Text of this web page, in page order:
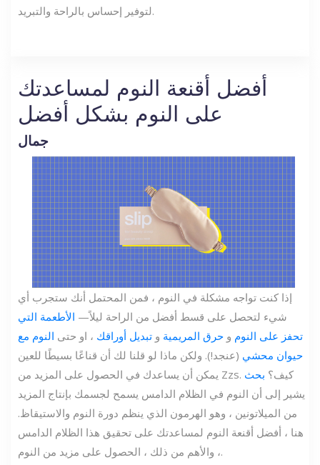
لتوفير إحساس بالراحة والتبريد.
أفضل أقنعة النوم لمساعدتك
على النوم بشكل أفضل
جمال
إذا كنت تواجه مشكلة في النوم ، فمن المحتمل أنك ستجرب أي
شيء لتحصل على قسط أفضل من الراحة ليلاً— الأطعمة التي
تحفز على النوم و حرق المريمية و تبديل أوراقك ، او حتى النوم مع
حيوان محشي (عنجد!). ولكن ماذا لو قلنا لك أن قناعًا بسيطًا للعين
يمكن أن يساعدك في الحصول على المزيد من Zzs. كيف؟ بحث
يشير إلى أن النوم في الظلام الدامس يسمح لجسمك بإنتاج المزيد
من الميلاتونين ، وهو الهرمون الذي ينظم دورة النوم والاستيقاظ.
هنا ، أفضل أقنعة النوم لمساعدتك على تحقيق هذا الظلام الدامس
، والأهم من ذلك ، الحصول على مزيد من النوم.